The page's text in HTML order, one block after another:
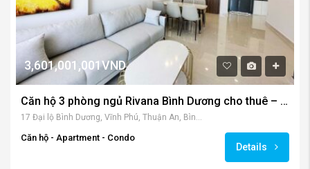
3,601,001,001VND
Căn hộ 3 phòng ngủ Rivana Bình Dương cho thuê – và bán
17 Đại lộ Bình Dương, Vĩnh Phú, Thuận An, Bình Dương, Việt Nam
Căn hộ - Apartment - Condo
Details